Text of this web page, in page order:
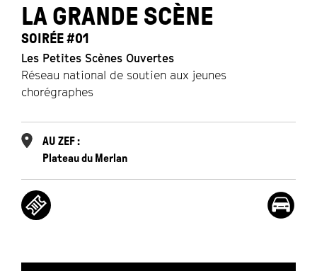
LA GRANDE SCÈNE
SOIRÉE #01
Les Petites Scènes Ouvertes
Réseau national de soutien aux jeunes
chorégraphes
AU ZEF :
Plateau du Merlan